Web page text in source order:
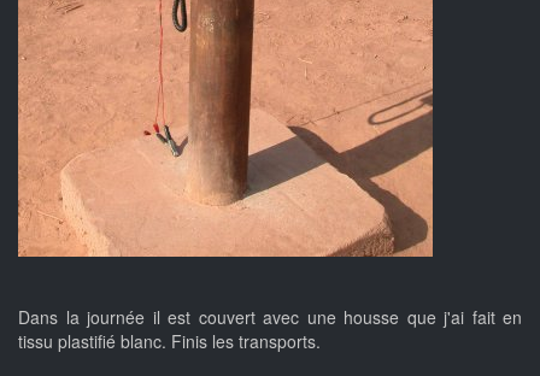
Dans la journée il est couvert avec une housse que j'ai fait en
tissu plastifié blanc. Finis les transports.